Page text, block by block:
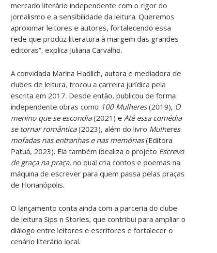
mercado literário independente com o rigor do
jornalismo e a sensibilidade da leitura. Queremos
aproximar leitores e autores, fortalecendo essa
rede que produz literatura à margem das grandes
editoras”, explica Juliana Carvalho.
A convidada Marina Hadlich, autora e mediadora de
clubes de leitura, trocou a carreira jurídica pela
escrita em 2017. Desde então, publicou de forma
independente obras como 100 Mulheres(2019), O
menino que se escondia(2021) eAté essa comédia
se tornar romântica(2023), além do livro Mulheres
mofadas nas entranhas e nas memórias(Editora
Patuá, 2023). Ela também idealiza o projeto Escrevo
de graça na praça, no qual cria contos e poemas na
máquina de escrever para quem passa pelas praças
de Florianópolis.
O lançamento conta ainda com a parceria do clube
de leitura Sips n Stories, que contribui para ampliar o
diálogo entre leitores e escritores e fortalecer o
cenário literário local.